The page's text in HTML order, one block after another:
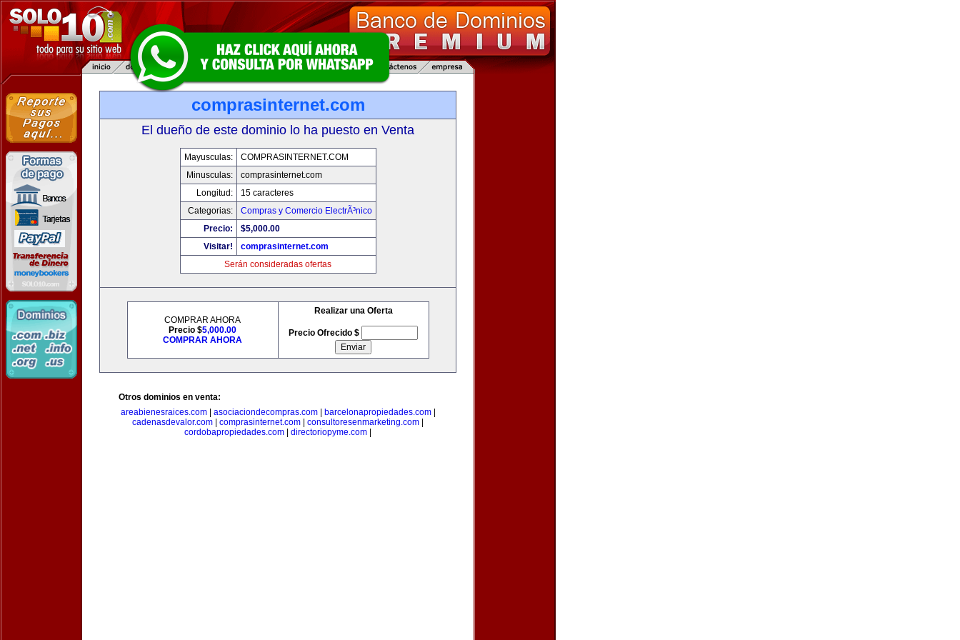
comprasinternet.com
El dueño de este dominio lo ha puesto en Venta
Mayusculas:
COMPRASINTERNET.COM
Minusculas:
comprasinternet.com
Longitud:
15 caracteres
Categorias:
Compras y Comercio ElectrÃ³nico
Precio:
$5,000.00
Visitar!
comprasinternet.com
Serán consideradas ofertas
COMPRAR AHORA
Precio $5,000.00
COMPRAR AHORA
Realizar una Oferta
Precio Ofrecido $
Otros dominios en venta:
areabienesraices.com| asociaciondecompras.com| barcelonapropiedades.com|
cadenasdevalor.com
comprasinternet.com consultoresenmarketing.com
cordobapropiedades.com
directoriopyme.com